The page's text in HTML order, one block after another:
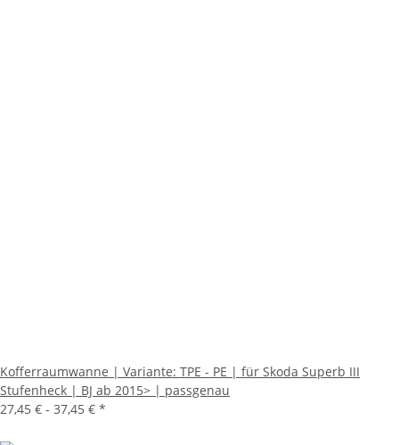
Kofferraumwanne | Variante: TPE - PE | für Skoda Superb III
Stufenheck | BJ ab 2015> | passgenau
27,45 € - 37,45 € *